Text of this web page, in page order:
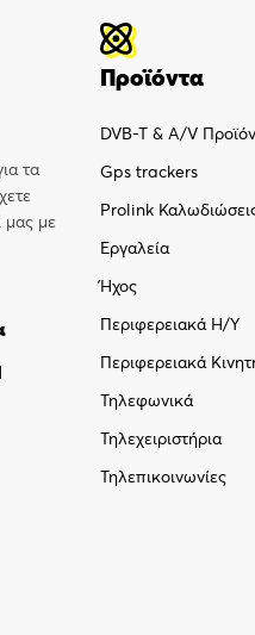
τα
μας με
Προϊόντα
DVB-T & A/V
Gps trackers
Prolink
Εργαλεία
Ήχος
Περιφερειακά Η/Υ
Περιφερειακά
Τηλεφωνικά
Τηλεχειριστήρια
Τηλεπικοινωνίες